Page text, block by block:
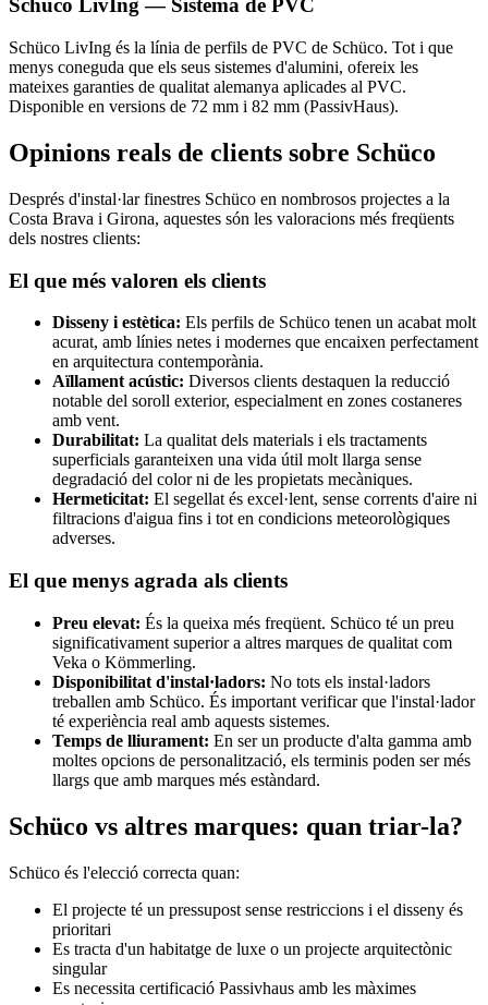
Schüco LivIng — Sistema de PVC
Schüco LivIng és la línia de perfils de PVC de Schüco. Tot i que
menys coneguda que els seus sistemes d'alumini, ofereix les
mateixes garanties de qualitat alemanya aplicades al PVC.
Disponible en versions de 72 mm i 82 mm (PassivHaus).
Opinions reals de clients sobre Schüco
Després d'instal·lar finestres Schüco en nombrosos projectes a la
Costa Brava i Girona, aquestes són les valoracions més freqüents
dels nostres clients:
El que més valoren els clients
Disseny i estètica: Els perfils de Schüco tenen un acabat molt
acurat, amb línies netes i modernes que encaixen perfectament
en arquitectura contemporània.
Aïllament acústic: Diversos clients destaquen la reducció
notable del soroll exterior, especialment en zones costaneres
amb vent.
Durabilitat: La qualitat dels materials i els tractaments
superficials garanteixen una vida útil molt llarga sense
degradació del color ni de les propietats mecàniques.
Hermeticitat: El segellat és excel·lent, sense corrents d'aire ni
filtracions d'aigua fins i tot en condicions meteorològiques
adverses.
El que menys agrada als clients
Preu elevat: És la queixa més freqüent. Schüco té un preu
significativament superior a altres marques de qualitat com
Veka o Kömmerling.
Disponibilitat d'instal·ladors: No tots els instal·ladors
treballen amb Schüco. És important verificar que l'instal·lador
té experiència real amb aquests sistemes.
Temps de lliurament: En ser un producte d'alta gamma amb
moltes opcions de personalització, els terminis poden ser més
llargs que amb marques més estàndard.
Schüco vs altres marques: quan triar-la?
Schüco és l'elecció correcta quan:
El projecte té un pressupost sense restriccions i el disseny és
prioritari
Es tracta d'un habitatge de luxe o un projecte arquitectònic
singular
Es necessita certificació Passivhaus amb les màximes